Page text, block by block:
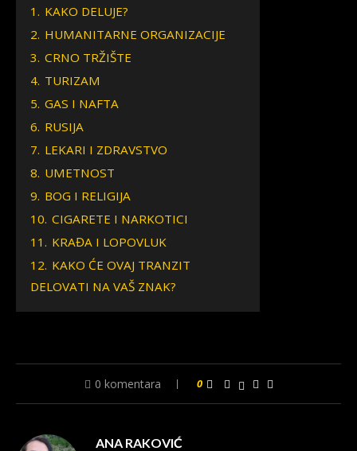
1. KAKO DELUJE?
2. HUMANITARNE ORGANIZACIJE
3. CRNO TRŽIŠTE
4. TURIZAM
5. GAS I NAFTA
6. RUSIJA
7. LEKARI I ZDRAVSTVO
8. UMETNOST
9. BOG I RELIGIJA
10. CIGARETE I NARKOTICI
11. KRAĐA I LOPOVLUK
12. KAKO ĆE OVAJ TRANZIT
DELOVATI NA VAŠ ZNAK?
0 komentara 0
ANA RAKOVIĆ